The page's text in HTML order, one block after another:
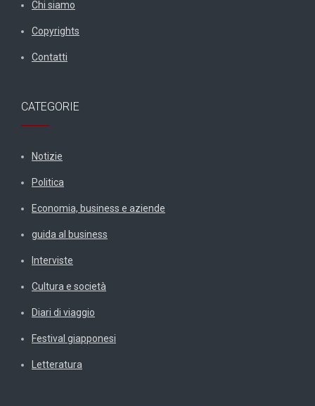
Chi siamo
Copyrights
Contatti
CATEGORIE
Notizie
Politica
Economia, business e aziende
guida al business
Interviste
Cultura e società
Diari di viaggio
Festival giapponesi
Letteratura